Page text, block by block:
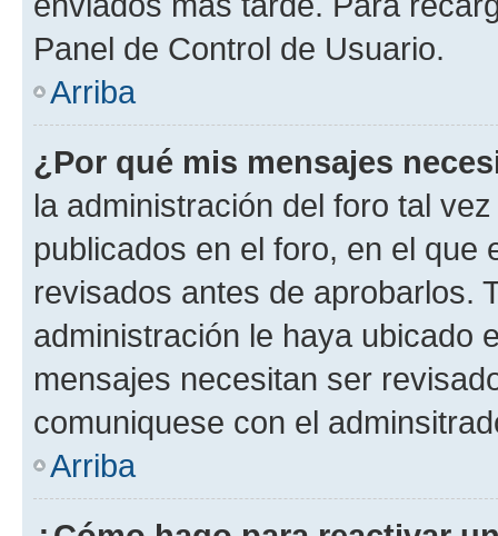
Panel de Control de Usuario.
Arriba
¿Por qué mis mensajes
la administración del foro tal
publicados en el foro, en el
revisados antes de aprobarlos.
administración le haya ubicado
mensajes necesitan ser
comuniquese con el
Arriba